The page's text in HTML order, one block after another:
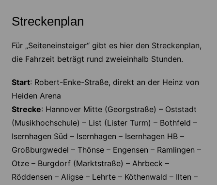
Streckenplan
Für „Seiteneinsteiger“ gibt es hier den Streckenplan,
die Fahrzeit beträgt rund zweieinhalb Stunden.
Start: Robert-Enke-Straße, direkt an der Heinz von
Heiden Arena
Strecke: Hannover Mitte (Georgstraße) – Oststadt
(Musikhochschule) – List (Lister Turm) – Bothfeld –
Isernhagen Süd – Isernhagen – Isernhagen HB –
Großburgwedel – Thönse – Engensen – Ramlingen –
Otze – Burgdorf (Marktstraße) – Ahrbeck –
Röddensen – Aligse – Lehrte – Köthenwald – Ilten –